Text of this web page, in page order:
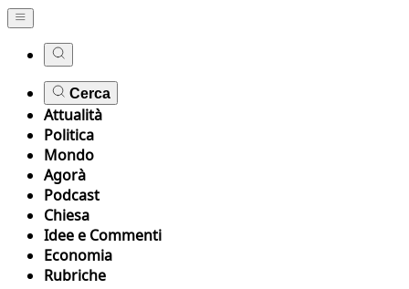
Cerca
Attualità
Politica
Mondo
Agorà
Podcast
Chiesa
Idee e Commenti
Economia
Rubriche